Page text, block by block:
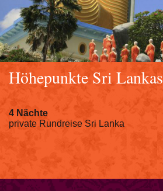
Höhepunkte Sri Lankas
4 Nächte
private Rundreise Sri Lanka